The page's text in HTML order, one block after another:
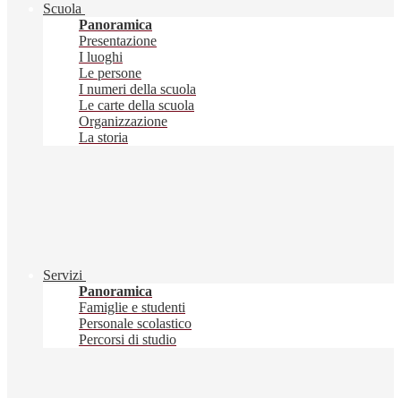
Scuola
Panoramica
Presentazione
I luoghi
Le persone
I numeri della scuola
Le carte della scuola
Organizzazione
La storia
Servizi
Panoramica
Famiglie e studenti
Personale scolastico
Percorsi di studio